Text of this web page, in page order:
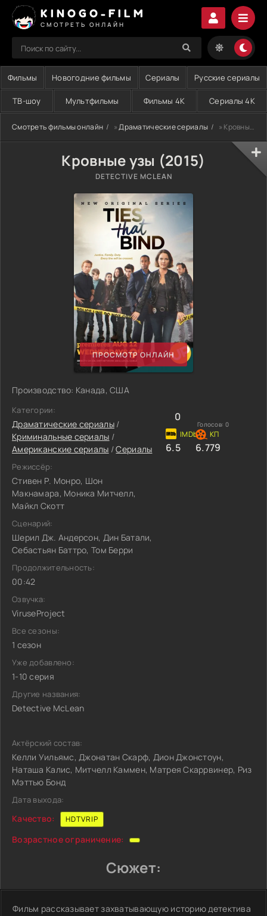
KINOGO-FILM
СМОТРЕТЬ ОНЛАЙН
Фильмы Новогодние фильмы Сериалы Русские сериалы
ТВ-шоу Мультфильмы Фильмы 4K Сериалы 4K
Смотреть фильмы онлайн »Драматические сериалы » Кровные узы (2015)
Кровные узы (2015)
DETECTIVE MCLEAN
ПРОСМОТР ОНЛАЙН
Производство: Канада, США
Категории:
Драматические сериалы/
Криминальные сериалы /
Американские сериалы /Сериалы
Режиссёр:
Стивен Р. Монро, Шон
Макнамара, Моника Митчелл,
Майкл Скотт
Сценарий:
Шерил Дж. Андерсон, Дин Батали,
Себастьян Баттро, Том Берри
Продолжительность:
00:42
Озвучка:
ViruseProject
Все сезоны:
1 сезон
Уже добавлено:
1-10 серия
Другие названия:
Detective McLean
0
Голосов: 0
6.5 6.779
Актёрский состав:
Келли Уильямс, Джонатан Скарф, Дион Джонстоун,
Наташа Калис, Митчелл Каммен, Матрея Скаррвинер, Риз
Мэттью Бонд
Дата выхода:
Качество: HDTVRIP
Возрастное ограничение:
Сюжет:
Фильм рассказывает захватывающую историю детектива